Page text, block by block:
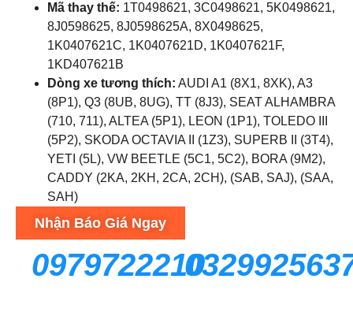
Mã thay thế: 1T0498621, 3C0498621, 5K0498621,
8J0598625, 8J0598625A, 8X0498625,
1K0407621C, 1K0407621D, 1K0407621F,
1KD407621B
Dòng xe tương thích: AUDI A1 (8X1, 8XK), A3
(8P1), Q3 (8UB, 8UG), TT (8J3), SEAT ALHAMBRA
(710, 711), ALTEA (5P1), LEON (1P1), TOLEDO III
(5P2), SKODA OCTAVIA II (1Z3), SUPERB II (3T4),
YETI (5L), VW BEETLE (5C1, 5C2), BORA (9M2),
CADDY (2KA, 2KH, 2CA, 2CH), (SAB, SAJ), (SAA,
SAH)
Nhận Báo Giá Ngay
0979722210